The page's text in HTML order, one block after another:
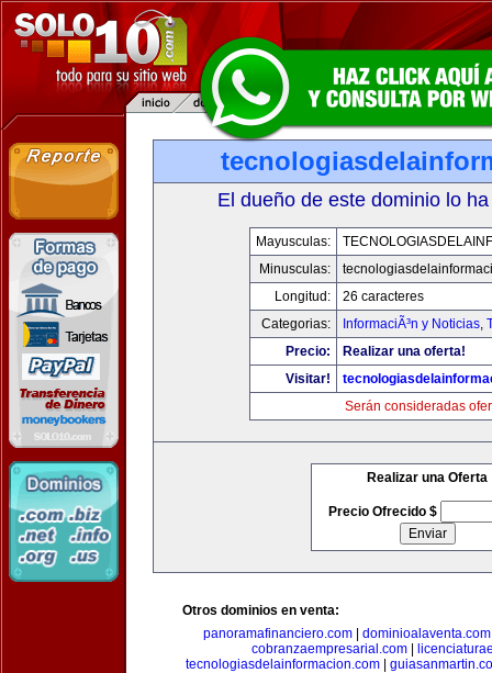
El dueño de este dominio lo
Mayusculas:
Minusculas:
Longitud:
26 caracteres
Categorias:
InformaciÃ³n y Noticias,
Precio:
Realizar una oferta!
Visitar!
Serán consideradas
Realizar una Oferta
Precio Ofrecido $
Otros dominios en venta:
panoramafinanciero.com
dominioalaventa.com
cobranzaempresarial.com
tecnologiasdelainformacion.com|